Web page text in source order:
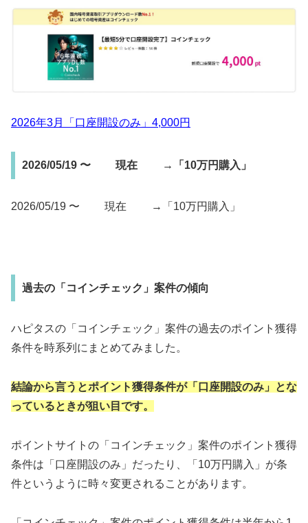
2026年3月「口座開設のみ」4,000円
2026/05/19 〜 現在 →「10万円購入」
2026/05/19 〜 現在 →「10万円購入」
過去の「コインチェック」案件の傾向
ハピタスの「コインチェック」案件の過去のポイント獲得
条件を時系列にまとめてみました。
結論から言うとポイント獲得条件が「口座開設のみ」とな
っているときが狙い目です。
ポイントサイトの「コインチェック」案件のポイント獲得
条件は「口座開設のみ」だったり、「10万円購入」が条
件というように時々変更されることがあります。